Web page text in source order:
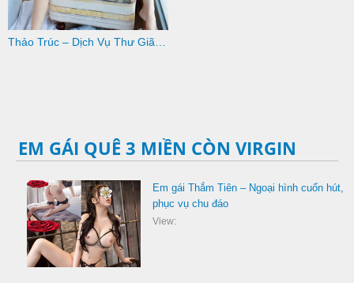
EM GÁI QUÊ 3 MIỀN CÒN VIRGIN
Em gái Thắm Tiên – Ngoại hình cuốn hút,
phục vụ chu đáo
View: